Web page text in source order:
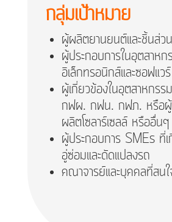
กลุ่มเป้าหมาย
ผู้ผลิตยานยนต์และชิ้นส่วน
ผู้ประกอบการในอุตสาหก
อิเล็กทรอนิกส์และซอฟแวร์
ผู้เกี่ยวข้องในอุตสาหกรร
กฟผ. กฟน. กฟภ. หรือผู้
ผลิตโซลาร์เซลล์ หรืออื่นๆ
ผู้ประกอบการ SMEs ที่
อู่ซ่อมและดัดแปลงรถ
คณาจารย์และบุคคลที่สน